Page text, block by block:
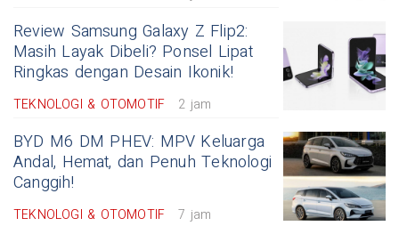
Review Samsung Galaxy Z Flip2:
Masih Layak Dibeli? Ponsel Lipat
Ringkas dengan Desain Ikonik!
TEKNOLOGI & OTOMOTIF 2 jam
BYD M6 DM PHEV: MPV Keluarga
Andal, Hemat, dan Penuh Teknologi
Canggih!
TEKNOLOGI & OTOMOTIF 7 jam